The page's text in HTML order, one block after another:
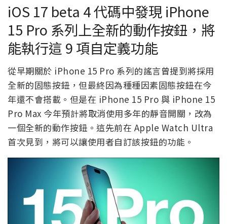
iOS 17 beta 4 代碼中發現 iPhone
15 Pro 系列上全新的動作按鈕，將
能執行這 9 項自定義功能
從早期關於 iPhone 15 Pro 系列的謠言曾提到將採用
全新的固態按鈕，但最終因為種種因素固態按鈕在今
年還不會搭載。但是在 iPhone 15 Pro 與 iPhone 15
Pro Max 今年預計將取消使用多年的靜音開關，改為
一個全新的動作按鈕。這先前在 Apple Watch Ultra
首次見到，將可以讓使用者自訂該按鈕的功能。